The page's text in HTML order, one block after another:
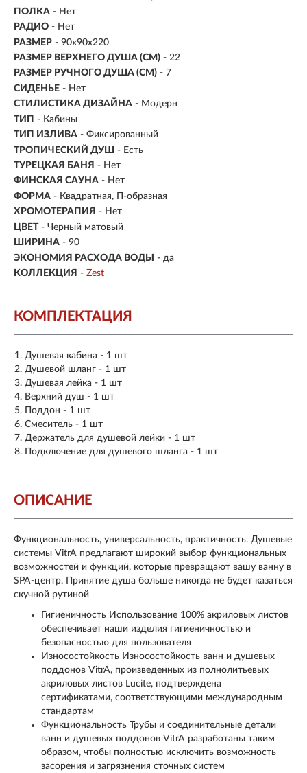
ПОЛКА - Нет
РАДИО - Нет
РАЗМЕР - 90х90х220
РАЗМЕР ВЕРХНЕГО ДУША (СМ) - 22
РАЗМЕР РУЧНОГО ДУША (СМ) - 7
СИДЕНЬЕ - Нет
СТИЛИСТИКА ДИЗАЙНА - Модерн
ТИП - Кабины
ТИП ИЗЛИВА - Фиксированный
ТРОПИЧЕСКИЙ ДУШ - Есть
ТУРЕЦКАЯ БАНЯ - Нет
ФИНСКАЯ САУНА - Нет
ФОРМА - Квадратная, П-образная
ХРОМОТЕРАПИЯ - Нет
ЦВЕТ - Черный матовый
ШИРИНА - 90
ЭКОНОМИЯ РАСХОДА ВОДЫ
- да
КОЛЛЕКЦИЯ - Zest
КОМПЛЕКТАЦИЯ
Душевая кабина - 1 шт
Душевой шланг - 1 шт
Душевая лейка - 1 шт
Верхний душ - 1 шт
Поддон - 1 шт
Смеситель - 1 шт
Держатель для душевой лейки - 1 шт
Подключение для душевого шланга - 1 шт
ОПИСАНИЕ
Функциональность, универсальность, практичность. Душевые
системы VitrA предлагают широкий выбор функциональных
возможностей и функций, которые превращают вашу ванну в
SPA-центр. Принятие душа больше никогда не будет казаться
скучной рутиной
Гигиеничность Использование 100% акриловых листов
обеспечивает наши изделия гигиеничностью и
безопасностью для пользователя
Износостойкость Износостойкость ванн и душевых
поддонов VitrA, произведенных из полнолитьевых
акриловых листов Lucite, подтверждена
сертификатами, соответствующими международным
стандартам
Функциональность Трубы и соединительные детали
ванн и душевых поддонов VitrA разработаны таким
образом, чтобы полностью исключить возможность
засорения и загрязнения сточных систем